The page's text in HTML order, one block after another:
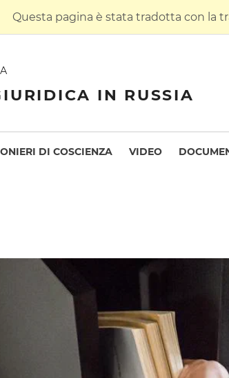
Questa pagina è stata tradotta con la
IN RUSSIA
DI COSCIENZA VIDEO